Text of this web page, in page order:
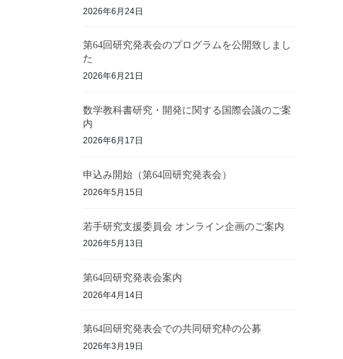
2026年6月24日
第64回研究発表会のプログラムを公開致しまし
た
2026年6月21日
数学教科書研究・開発に関する国際会議のご案
内
2026年6月17日
申込み開始（第64回研究発表会）
2026年5月15日
若手研究支援委員会 オンライン企画のご案内
2026年5月13日
第64回研究発表会案内
2026年4月14日
第64回研究発表会での共同研究枠の公募
2026年3月19日